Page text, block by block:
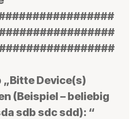
„Bitte Device(s)
(Beispiel – beliebig
sdb sdc sdd): “